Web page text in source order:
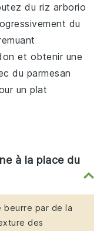
du riz arborio
du
et obtenir une
du parmesan
un plat
à la place du
beurre par de la
des